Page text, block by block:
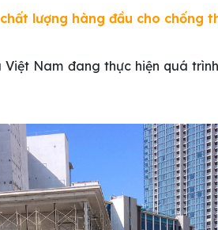
lượng hàng đầu cho chống
Nam đang thực hiện quá